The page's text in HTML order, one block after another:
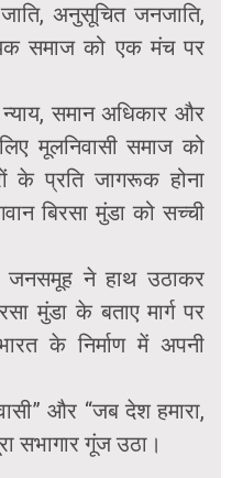
अनुसूचित जनजाति,
समाज को एक मंच पर
समान अधिकार और
मूलनिवासी समाज को
के प्रति जागरूक होना
बिरसा मुंडा को सच्ची
जनसमूह ने हाथ उठाकर
मुंडा के बताए मार्ग पर
के निर्माण में अपनी
और “जब देश हमारा,
सभागार गूंज उठा।